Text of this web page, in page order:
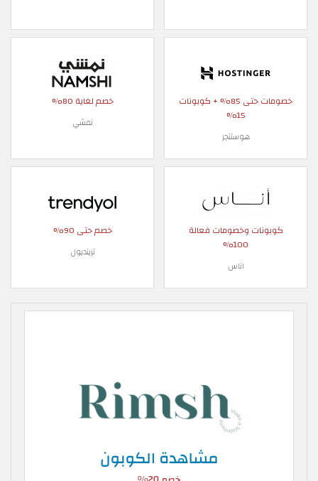
خصومات حتى 85% + كوبونات
15%
هوستنجر
خصم لغاية 80%
نمشي
كوبونات وخصومات فعالة
100%
اناس
خصم حتى 90%
ترينديول